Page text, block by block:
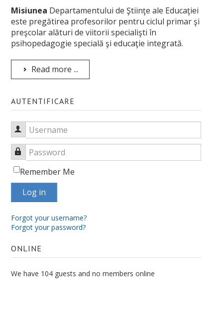
Misiunea Departamentului de Ştiinţe ale Educaţiei
este pregătirea profesorilor pentru ciclul primar şi
preşcolar alături de viitorii specialişti în
psihopedagogie specială şi educaţie integrată.
Read more ...
AUTENTIFICARE
Username
Password
Remember Me
Log in
Forgot your username?
Forgot your password?
ONLINE
We have 104 guests and no members online